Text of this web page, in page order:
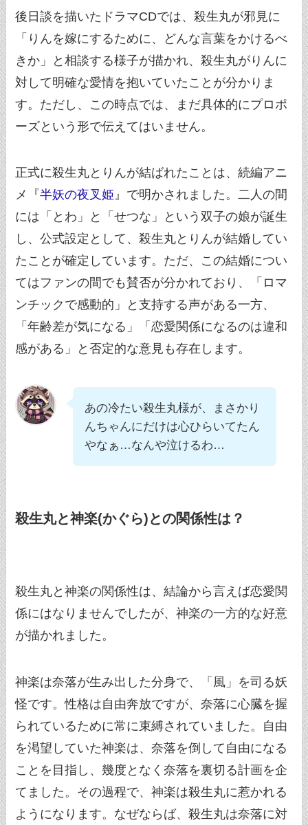
後日談を描いたドラマCDでは、殺生丸が邪見に
「りんを嫁にするために、どんな言葉をかけるべ
きか」と相談する様子が描かれ、殺生丸がりんに
対して明確な愛情を抱いていたことが分かりま
す。ただし、この時点では、まだ具体的にプロポ
ーズという形で伝えてはいません。
正式に殺生丸とりんが結ばれたことは、続編アニ
メ『半妖の夜叉姫』で明かされました。二人の間
には「とわ」と「せつな」という双子の娘が誕生
し、公式設定として、殺生丸とりんが結婚してい
たことが確定しています。ただ、この結婚につい
てはファンの間でも賛否が分かれており、「ロマ
ンチックで感動的」と支持する声がある一方、
「年齢差が気になる」「恋愛関係になるのは違和
感がある」と否定的な意見も存在します。
あの冷たい殺生丸様が、まさかり
んちゃんにだけは心ひらいてたん
やなぁ…なんや泣けるわ…
殺生丸と神楽(かぐら)との関係性は？
殺生丸と神楽の関係性は、結論から言えば恋愛関
係にはなりませんでしたが、神楽の一方的な好意
が描かれました。
神楽は奈落が生み出した分身で、「風」を司る妖
怪です。性格は自由奔放ですが、奈落に心臓を握
られているために常に束縛されていました。自由
を渇望していた神楽は、奈落を倒して自由になる
ことを目指し、幾度となく奈落を裏切る計画を企
てました。その過程で、神楽は殺生丸に惹かれる
ようになります。なぜならば、殺生丸は奈落に対